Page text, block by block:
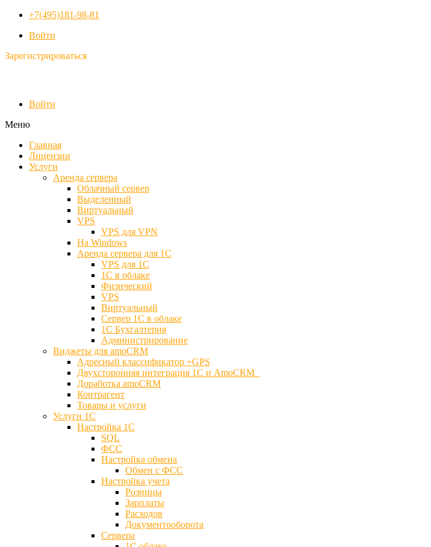
+7(495)181-98-81
Войти
Зарегистрироваться
Войти
Меню
Главная
Лицензии
Услуги
Аренда сервера
Облачный сервер
Выделенный
Виртуальный
VPS
VPS для VPN
На Windows
Аренда сервера для 1С
VPS для 1С
1С в облаке
Физический
VPS
Виртуальный
Сервер 1С в облаке
1С Бухгалтерия
Администрирование
Виджеты для amoCRM
Адресный классификатор +GPS
Двухсторонняя интеграция 1С и AmoCRM
Доработка amoCRM
Контрагент
Товары и услуги
Услуги 1С
Настройка 1С
SQL
ФСС
Настройка обмена
Обмен с ФСС
Настройка учета
Розницы
Зарплаты
Расходов
Документооборота
Сервера